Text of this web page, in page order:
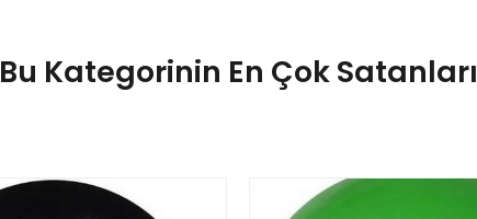
Bu Kategorinin En Çok Satanları